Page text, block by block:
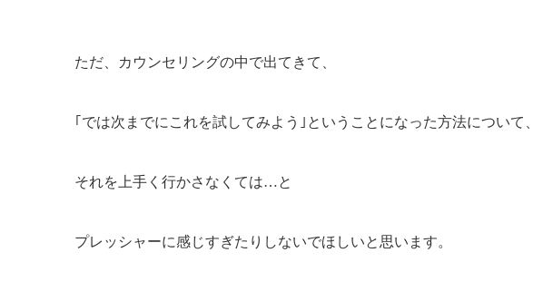
ただ、カウンセリングの中で出てきて、
｢では次までにこれを試してみよう｣ということになった方法について、
それを上手く行かさなくては…と
プレッシャーに感じすぎたりしないでほしいと思います。